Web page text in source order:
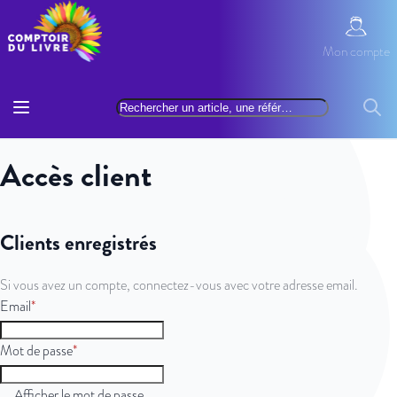
Allez au contenu
Rechercher
Mon
Mon compte
Accès client
Clients enregistrés
Si vous avez un compte, connectez-vous avec votre adresse email.
Email
Mot de passe